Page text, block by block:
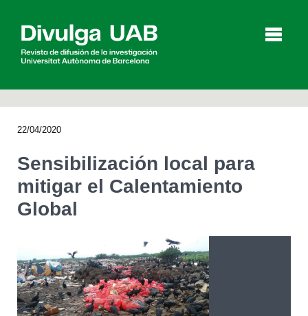
Agenda
English Català
BUSCAR
22/04/2020
Sensibilización local para
mitigar el Calentamiento
Global